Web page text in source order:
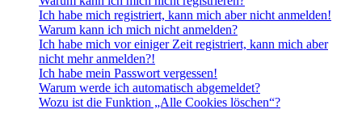
Ich habe mich registriert, kann mich aber nicht anmelden!
Warum kann ich mich nicht anmelden?
Ich habe mich vor einiger Zeit registriert, kann mich aber
nicht mehr anmelden?!
Ich habe mein Passwort vergessen!
Warum werde ich automatisch abgemeldet?
Wozu ist die Funktion „Alle Cookies löschen“?